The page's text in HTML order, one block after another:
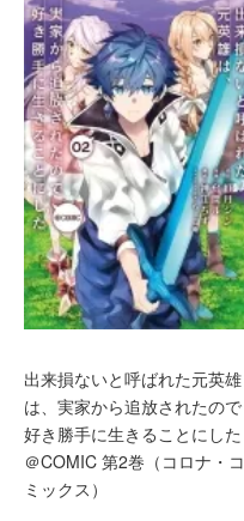
出来損ないと呼ばれた元英雄
は、実家から追放されたので
好き勝手に生きることにした
＠COMIC 第2巻（コロナ・コ
ミックス）